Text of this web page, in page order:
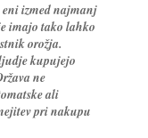
eni izmed najmanj
imajo tako lahko
orožja.
kupujejo
ne
ali
pri nakupu